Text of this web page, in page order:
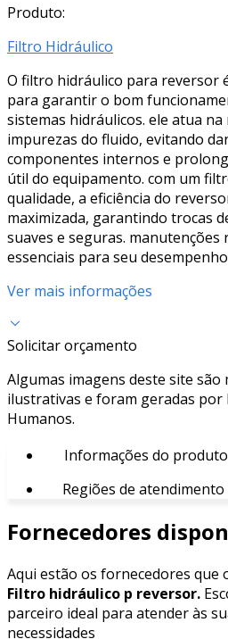
Produto:
Filtro Hidráulico
O filtro hidráulico para reversor
para garantir o bom
sistemas hidráulicos. ele atua na
impurezas do fluido, evitando
componentes internos e
útil do equipamento. com um
qualidade, a eficiência do
maximizada, garantindo trocas
suaves e seguras. manutenções
essenciais para seu
Ver mais informações
Solicitar orçamento
Algumas imagens deste site são
ilustrativas e foram geradas por
Humanos.
Informações do produto
Regiões de atendimento
Fornecedores
Aqui estão os fornecedores que
Filtro hidráulico p reversor.
parceiro ideal para atender às
necessidades